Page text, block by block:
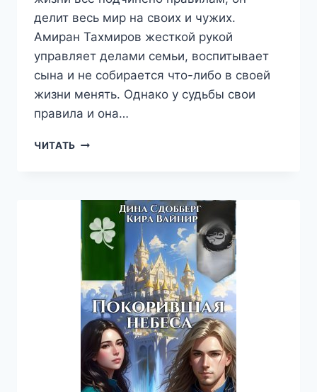
делит весь мир на своих и чужих.
Амиран Тахмиров жесткой рукой
управляет делами семьи, воспитывает
сына и не собирается что-либо в своей
жизни менять. Однако у судьбы свои
правила и она…
ЧИТАТЬ ДОРОГА